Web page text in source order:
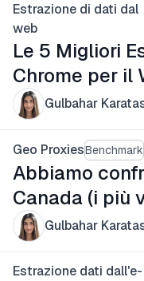
Estrazione di dati dal
web
Le 5 Migliori
Chrome per il
Gulbahar
Geo ProxiesBenchmark
Abbiamo
Canada (i più
Gulbahar
Estrazione dati dall'e-